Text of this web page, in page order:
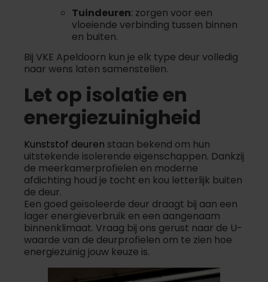
Tuindeuren: zorgen voor een
vloeiende verbinding tussen binnen
en buiten.
Bij VKE Apeldoorn kun je elk type deur volledig
naar wens laten samenstellen.
Let op isolatie en
energiezuinigheid
Kunststof deuren staan bekend om hun
uitstekende isolerende eigenschappen. Dankzij
de meerkamerprofielen en moderne
afdichting houd je tocht en kou letterlijk buiten
de deur.
Een goed geïsoleerde deur draagt bij aan een
lager energieverbruik en een aangenaam
binnenklimaat. Vraag bij ons gerust naar de U-
waarde van de deurprofielen om te zien hoe
energiezuinig jouw keuze is.